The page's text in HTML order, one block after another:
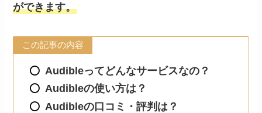
ができます。
この記事の内容
Audibleってどんなサービスなの？
Audibleの使い方は？
Audibleの口コミ・評判は？